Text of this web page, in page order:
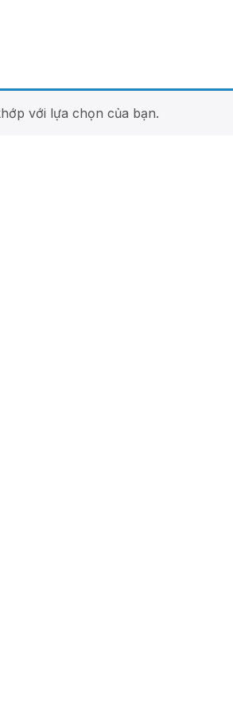
với lựa chọn của bạn.